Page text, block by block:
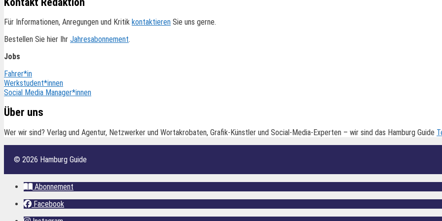
Für Informationen, Anregungen und Kritik kontaktieren Sie uns gerne.
Bestellen Sie hier Ihr Jahresabonnement.
Jobs
Fahrer*in
Werkstudent*innen
Social Media Manager*innen
Über uns
Wer wir sind? Verlag und Agentur, Netzwerker und Wortakrobaten, Grafik-Künstler und Social-Media-Experten – wir sind das Hamburg Guide
© 2026 Hamburg Guide
Abonnement
Facebook